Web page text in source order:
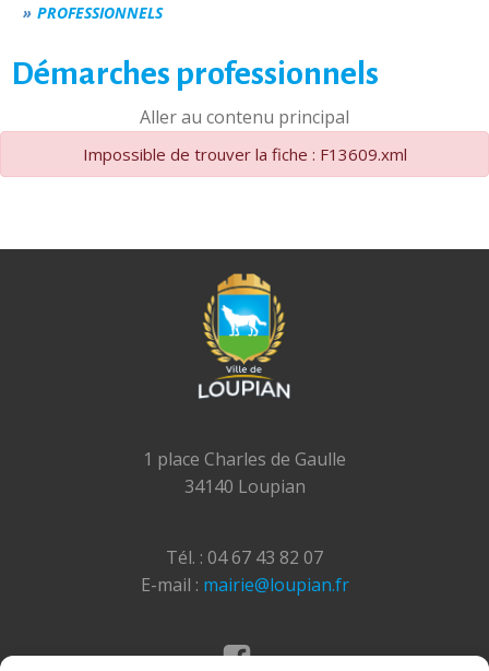
PROFESSIONNELS
Démarches professionnels
Aller au contenu principal
Impossible de trouver la fiche : F13609.xml
1 place Charles de Gaulle
34140 Loupian
Tél. : 04 67 43 82 07
E-mail : mairie@loupian.fr